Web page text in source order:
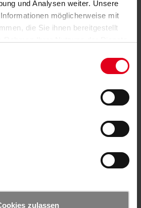
und Analysen weiter. Unsere
möglicherweise mit
die Sie ihnen bereitgestellt
zulassen